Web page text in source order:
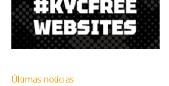
Últimas notícias